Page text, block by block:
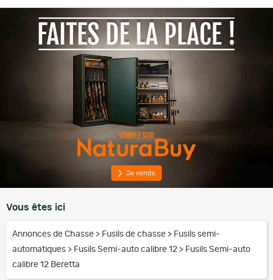
Vous êtes ici
Annonces de Chasse > Fusils de chasse > Fusils semi-
automatiques > Fusils Semi-auto calibre 12 > Fusils Semi-auto
calibre 12 Beretta